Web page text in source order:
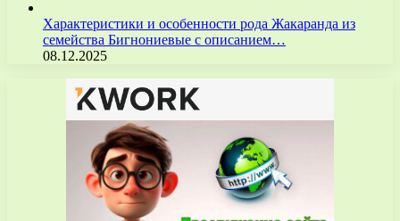
Характеристики и особенности рода Жакаранда из
семейства Бигнониевые с описанием…
08.12.2025